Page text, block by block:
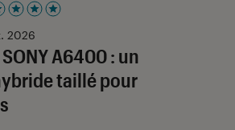
A6400 : un
taillé pour
étoiles sur 5
2026